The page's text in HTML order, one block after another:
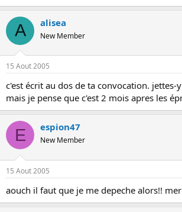
A alisea
New Member
15 Aout 2005
c'est écrit au dos de ta convocation. jettes-
mais je pense que c'est 2 mois apres les
E espion47
New Member
15 Aout 2005
aouch il faut que je me depeche alors!!